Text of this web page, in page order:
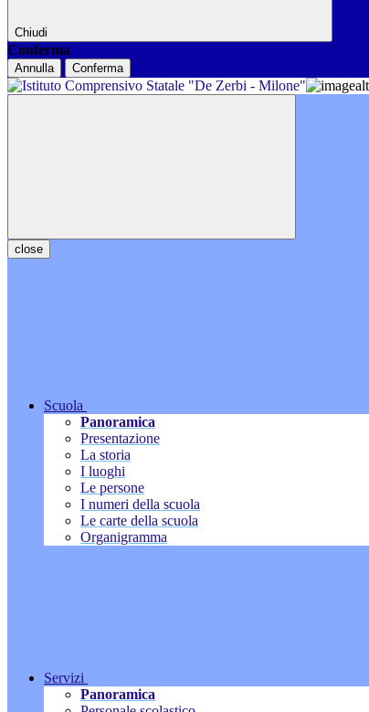
Chiudi
Conferma
Annulla Conferma
close
Scuola
Panoramica
Presentazione
La storia
I luoghi
Le persone
I numeri della scuola
Le carte della scuola
Organigramma
Servizi
Panoramica